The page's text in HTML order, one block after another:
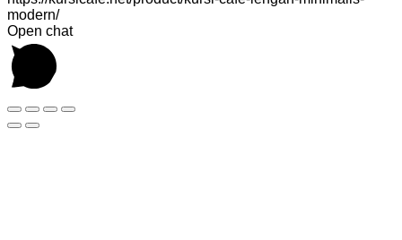
modern/
Open chat